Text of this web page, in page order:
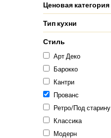
Ценовая категория
Тип кухни
Стиль
Арт Деко
Барокко
Кантри
Прованс
Ретро/Под старину
Классика
Модерн